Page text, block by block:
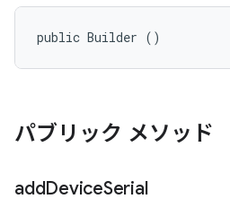
public Builder ()
パブリック メソッド
addDeviceSerial